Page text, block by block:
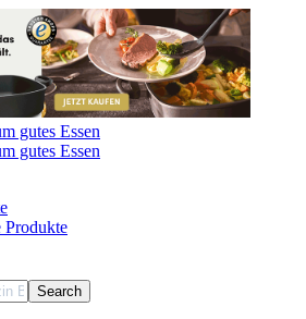
Produkte